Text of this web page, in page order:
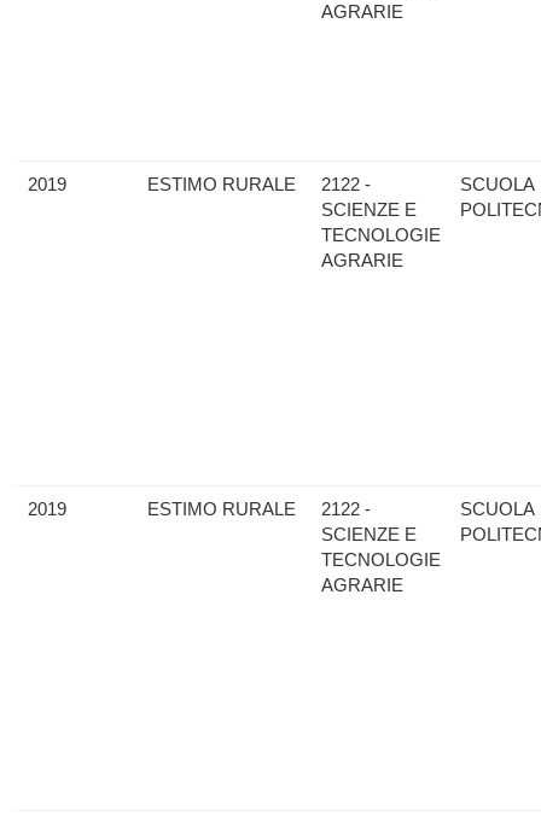
AGRARIE
2019 ESTIMO RURALE
2122 -
SCIENZE E
TECNOLOGIE
AGRARIE
SCUOLA
2019 ESTIMO RURALE
2122 -
SCIENZE E
TECNOLOGIE
AGRARIE
SCUOLA